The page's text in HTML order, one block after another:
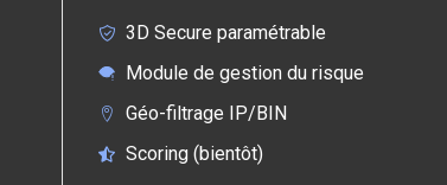
3D Secure paramétrable
Module de gestion du risque
Géo-filtrage IP/BIN
Scoring (bientôt)